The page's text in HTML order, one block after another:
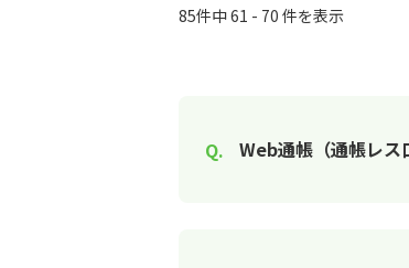
85件中 61 - 70 件を表示
Web通帳（通帳レス